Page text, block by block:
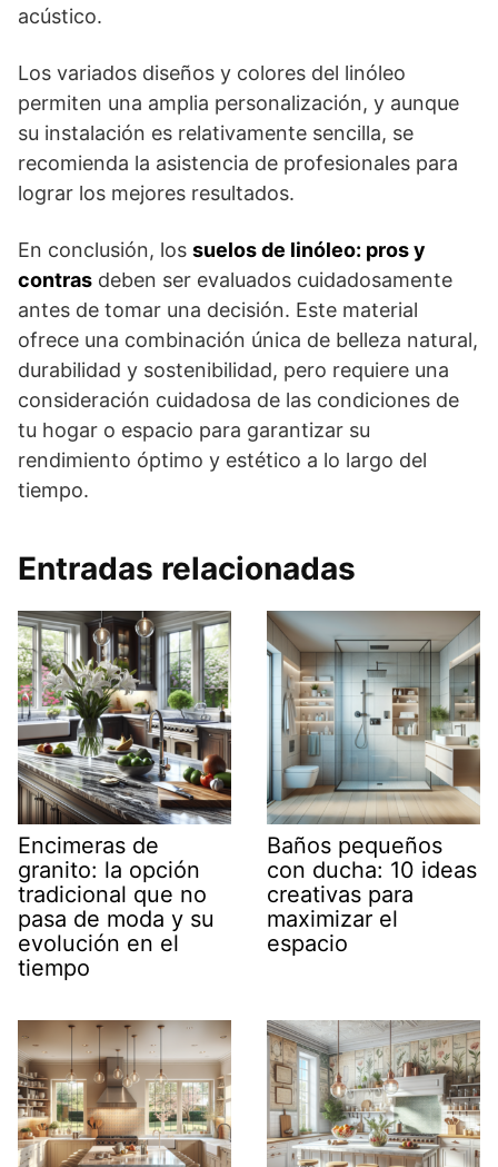
acústico.
Los variados diseños y colores del linóleo
permiten una amplia personalización, y aunque
su instalación es relativamente sencilla, se
recomienda la asistencia de profesionales para
lograr los mejores resultados.
En conclusión, los suelos de linóleo: pros y
contras deben ser evaluados cuidadosamente
antes de tomar una decisión. Este material
ofrece una combinación única de belleza natural,
durabilidad y sostenibilidad, pero requiere una
consideración cuidadosa de las condiciones de
tu hogar o espacio para garantizar su
rendimiento óptimo y estético a lo largo del
tiempo.
Entradas relacionadas
Encimeras de
granito: la opción
tradicional que no
pasa de moda y su
evolución en el
tiempo
Baños pequeños
con ducha: 10 ideas
creativas para
maximizar el
espacio